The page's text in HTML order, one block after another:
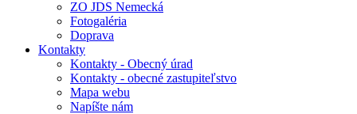
ZO JDS Nemecká
Fotogaléria
Doprava
Kontakty
Kontakty - Obecný úrad
Kontakty - obecné zastupiteľstvo
Mapa webu
Napíšte nám